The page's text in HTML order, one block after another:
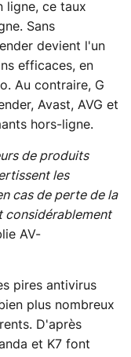
ligne, ce taux
Sans
devient l'un
efficaces, en
Au contraire, G
Avast, AVG et
hors-ligne.
de produits
les
cas de perte de la
considérablement
AV-
pires antivirus
plus nombreux
D'après
et K7 font